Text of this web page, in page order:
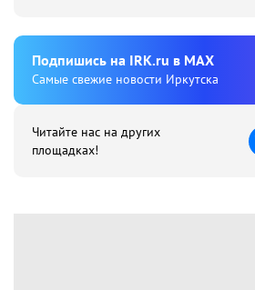
Подпишиcь на IRK.ru в MAX
Cамые свежие новости Иркутска
Читайте нас на других
площадках!